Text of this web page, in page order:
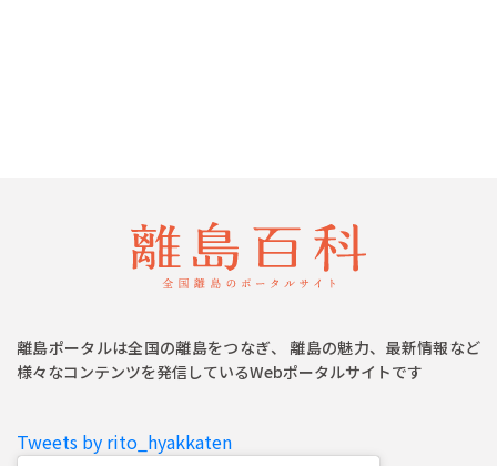
離島ポータルは全国の離島をつなぎ、 離島の魅力、最新情報など
様々なコンテンツを発信しているWebポータルサイトです
Tweets by rito_hyakkaten